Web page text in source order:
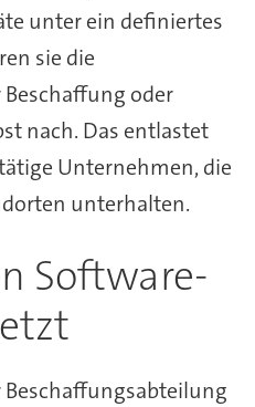
unter ein definiertes
sie die
oder
nach. Das entlastet
Unternehmen, die
unterhalten.
Software-